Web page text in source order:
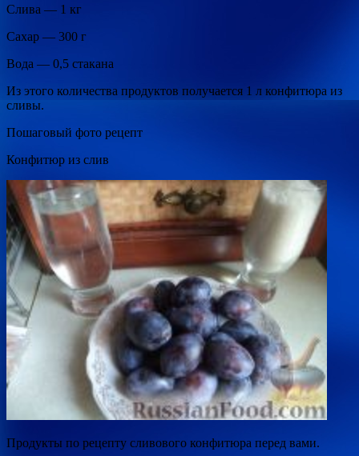
Слива — 1 кг
Сахар — 300 г
Вода — 0,5 стакана
Из этого количества продуктов получается 1 л конфитюра из
сливы.
Пошаговый фото рецепт
Конфитюр из слив
Продукты по рецепту сливового конфитюра перед вами.